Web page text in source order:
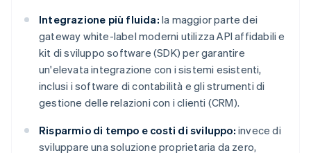
Integrazione più fluida: la maggior parte dei
gateway white-label moderni utilizza API affidabili e
kit di sviluppo software (SDK) per garantire
un'elevata integrazione con i sistemi esistenti,
inclusi i software di contabilità e gli strumenti di
gestione delle relazioni con i clienti (CRM).
Risparmio di tempo e costi di sviluppo: invece di
sviluppare una soluzione proprietaria da zero,